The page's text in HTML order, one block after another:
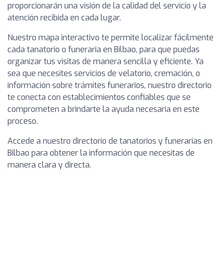
proporcionarán una visión de la calidad del servicio y la
atención recibida en cada lugar.
Nuestro mapa interactivo te permite localizar fácilmente
cada tanatorio o funeraria en Bilbao, para que puedas
organizar tus visitas de manera sencilla y eficiente. Ya
sea que necesites servicios de velatorio, cremación, o
información sobre trámites funerarios, nuestro directorio
te conecta con establecimientos confiables que se
comprometen a brindarte la ayuda necesaria en este
proceso.
Accede a nuestro directorio de tanatorios y funerarias en
Bilbao para obtener la información que necesitas de
manera clara y directa.